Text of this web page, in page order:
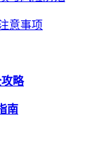
意事项
略
南